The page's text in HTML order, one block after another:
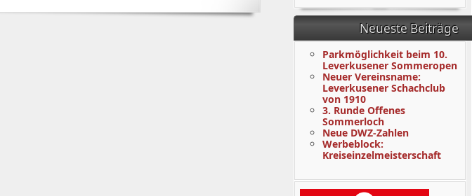
Neueste Beiträge
Parkmöglichkeit beim 10.
Leverkusener Sommeropen
Neuer Vereinsname:
Leverkusener Schachclub
von 1910
3. Runde Offenes
Sommerloch
Neue DWZ-Zahlen
Werbeblock:
Kreiseinzelmeisterschaft